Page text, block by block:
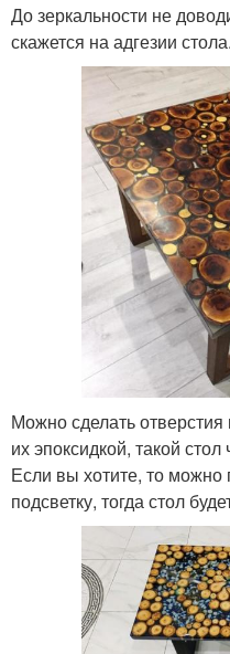
До зеркальности не
скажется на адгезии стола.
Можно сделать
их эпоксидкой, такой
Если вы хотите, то можно
подсветку, тогда стол